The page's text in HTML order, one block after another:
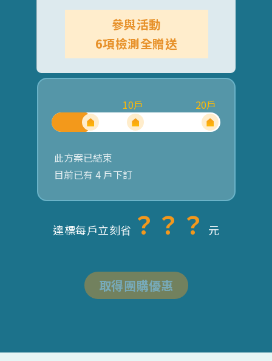
參與活動
6項檢測全贈送
10戶 20戶
此方案已結束
目前已有 4戶下訂
達標每戶立刻省 ？？？ 元
取得團購優惠